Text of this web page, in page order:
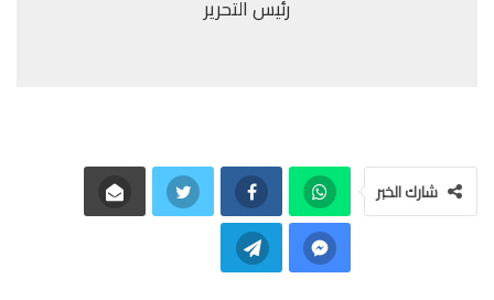
رئيس التحرير
شارك الخبر